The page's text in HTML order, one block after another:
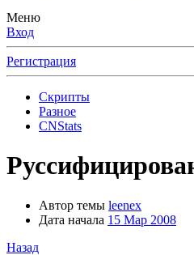
Меню
Вход
Регистрация
Скрипты
Разное
CNStats
Автор темы leenex
Дата начала 15 Мар 2008
Назад